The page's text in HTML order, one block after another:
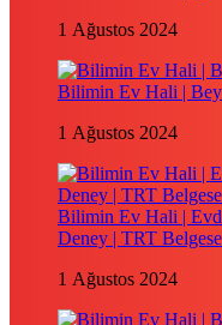
1 Ağustos 2024
Bilimin Ev Hali |
1 Ağustos 2024
Bilimin Ev Hali |
Deney | TRT
1 Ağustos 2024